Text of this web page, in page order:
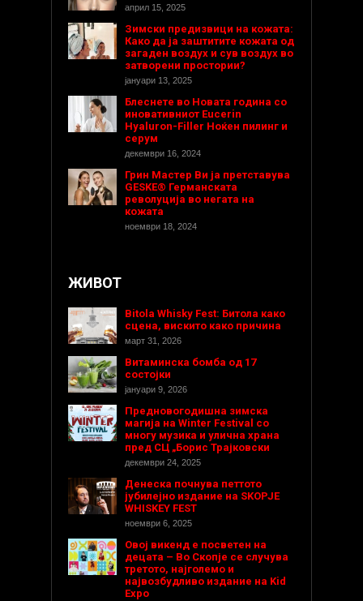
април 15, 2025
Зимски предизвици на кожата:
Како да ја заштитите кожата од
загаден воздух и сув воздух во
затворени простории?
јануари 13, 2025
Блеснете во Новата година со
иновативниот Eucerin
Hyaluron-Filler Ноќен пилинг и
серум
декември 16, 2024
Грин Мастер Ви ја претставува
GESKE® Германската
револуција во негата на
кожата
ноември 18, 2024
ЖИВОТ
Bitola Whisky Fest: Битола како
сцена, вискито како причина
март 31, 2026
Витаминска бомба од 17
состојки
јануари 9, 2026
Предновогодишнa зимска
магија на Winter Festival со
многу музика и улична храна
пред СЦ „Борис Трајковски
декември 24, 2025
Денеска почнува петтото
јубилејно издание на SKOPJE
WHISKEY FEST
ноември 6, 2025
Овој викенд е посветен на
децата – Во Скопје се случува
третото, најголемо и
највозбудливо издание на Kid
Expo